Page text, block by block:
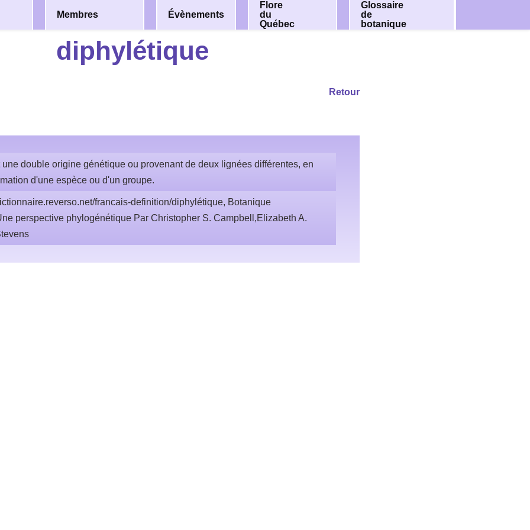
Membres Évènements
Flore
du
Québec
Glossaire
de
botanique
diphylétique
Retour
une double origine génétique ou provenant de deux lignées différentes, en
d'une espèce ou d'un groupe.
francais-definition/diphylétique, Botanique
perspective phylogénétique Par Christopher S. Campbell,Elizabeth A.